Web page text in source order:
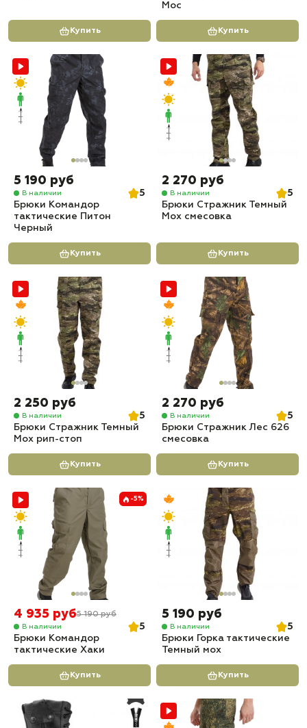
Купить
Мос
Купить
5 190 руб
В наличии
5
Брюки Командор
тактические Питон
Черный
Купить
2 270 руб
В наличии
5
Брюки Стражник Темный
Мох смесовка
Купить
2 250 руб
В наличии
5
Брюки Стражник Темный
Мох рип-стоп
Купить
2 270 руб
В наличии
5
Брюки Стражник Лес 626
смесовка
Купить
-5%
4 935 руб5 190 руб
В наличии
5
Брюки Командор
тактические Хаки
Купить
5 190 руб
В наличии
5
Брюки Горка тактические
Темный мох
Купить